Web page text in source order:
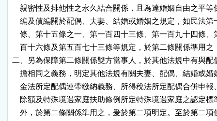
親密性及排他性之永久結合關係，且為達婚姻自由之平
編及債編關於配偶、夫妻、結婚或婚姻之規定，如民法
條、第十五條之一、第一百四十三條、第一百九十四條
百十六條及第五百七十三條等規定，於第二條關係準用
二、另為保障第二條關係雙方當事人，於其他法規中有與
擔相同之義務，明定其他法規有關夫妻、配偶、結婚或
金法所定配偶連帶繳納義務、所得稅法所定配偶合併申
除額及特殊境遇家庭扶助條例所定特殊境遇家庭之認定
外，於第二條關係準用之，爰於第二項明定。至於第二